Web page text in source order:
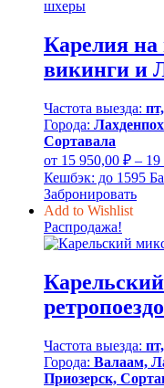
Карелия
викинги и
Частота выезда:
Города:
Сортавала
от 15 950,00 ₽ – 19
Кешбэк: до 1595
Забронировать
Add to Wishlist
Распродажа!
Частота выезда:
Города: Валаам,
Приозерск,